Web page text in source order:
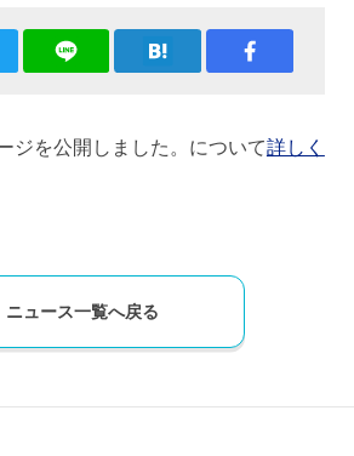
ジを公開しました。について詳しく
ニュース一覧へ戻る